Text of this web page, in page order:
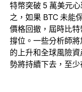
特幣突破 5 萬美元
之，如果 BTC 未能
價格回撤，屆時比
撐位。一些分析師
的上升和全球風險
勢將持續下去，至少